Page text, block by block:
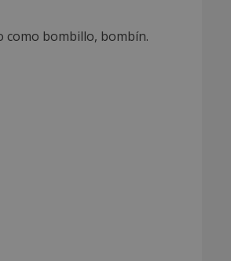
como bombillo, bombín.